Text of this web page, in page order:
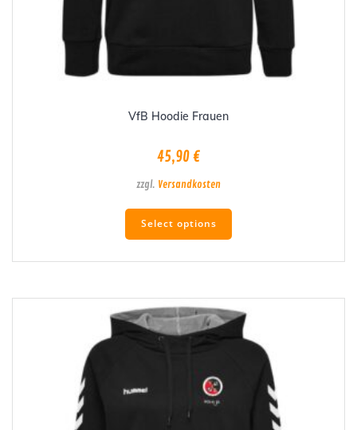
VfB Hoodie Frauen
45,90€
zzgl. Versandkosten
Select options
Dieses
weist
mehrere
Die
Optionen
können
Produktseite